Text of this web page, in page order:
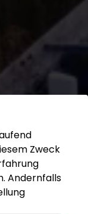
Zweck
Andernfalls